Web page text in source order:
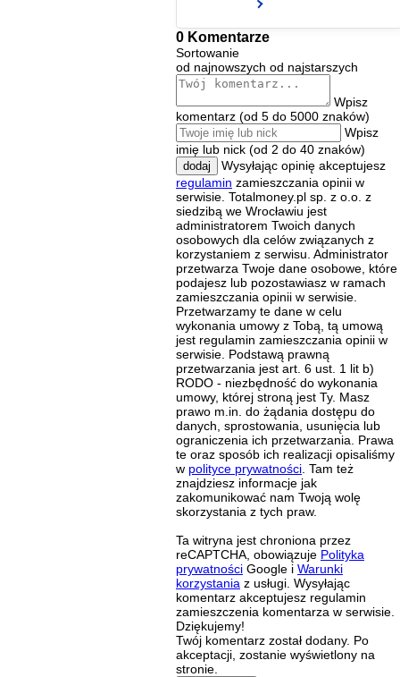
0 Komentarze
Sortowanie
od najnowszych od najstarszych
Wpisz
komentarz (od 5 do 5000 znaków)
Wpisz
imię lub nick (od 2 do 40 znaków)
dodaj
Wysyłając opinię akceptujesz
regulamin zamieszczania opinii w
serwisie. Totalmoney.pl sp. z o.o. z
siedzibą we Wrocławiu jest
administratorem Twoich danych
osobowych dla celów związanych z
korzystaniem z serwisu. Administrator
przetwarza Twoje dane osobowe, które
podajesz lub pozostawiasz w ramach
zamieszczania opinii w serwisie.
Przetwarzamy te dane w celu
wykonania umowy z Tobą, tą umową
jest regulamin zamieszczania opinii w
serwisie. Podstawą prawną
przetwarzania jest art. 6 ust. 1 lit b)
RODO - niezbędność do wykonania
umowy, której stroną jest Ty. Masz
prawo m.in. do żądania dostępu do
danych, sprostowania, usunięcia lub
ograniczenia ich przetwarzania. Prawa
te oraz sposób ich realizacji opisaliśmy
w polityce prywatności . Tam też
znajdziesz informacje jak
zakomunikować nam Twoją wolę
skorzystania z tych praw.
Ta witryna jest chroniona przez
reCAPTCHA, obowiązuje Polityka
prywatności Google i Warunki
korzystania z usługi. Wysyłając
komentarz akceptujesz regulamin
zamieszczenia komentarza w serwisie.
Dziękujemy!
Twój komentarz został dodany. Po
akceptacji, zostanie wyświetlony na
stronie.